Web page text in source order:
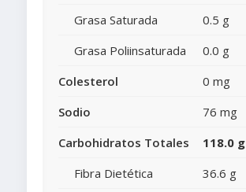
Grasa Saturada
0.5 g
Grasa Poliinsaturada
0.0 g
Colesterol
0 mg
Sodio
76 mg
Carbohidratos Totales
118.0 g
Fibra Dietética
36.6 g